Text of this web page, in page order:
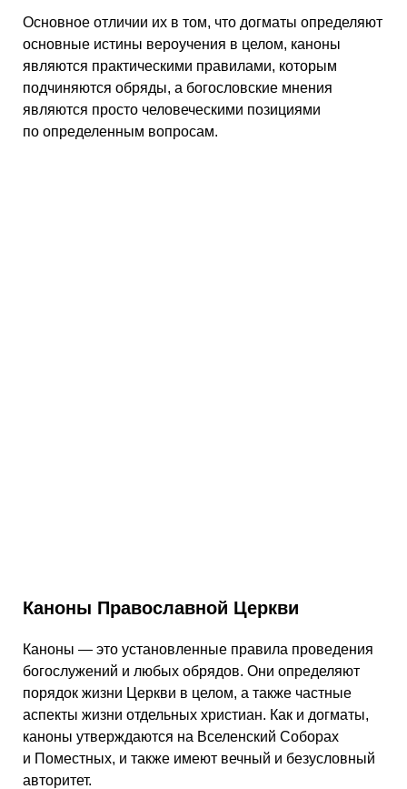
Основное отличии их в том, что догматы определяют
основные истины вероучения в целом, каноны
являются практическими правилами, которым
подчиняются обряды, а богословские мнения
являются просто человеческими позициями
по определенным вопросам.
Каноны Православной Церкви
Каноны — это установленные правила проведения
богослужений и любых обрядов. Они определяют
порядок жизни Церкви в целом, а также частные
аспекты жизни отдельных христиан. Как и догматы,
каноны утверждаются на Вселенский Соборах
и Поместных, и также имеют вечный и безусловный
авторитет.